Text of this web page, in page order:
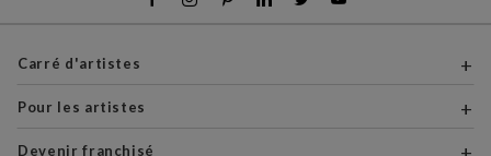
Carré d'artistes
Pour les artistes
Devenir franchisé